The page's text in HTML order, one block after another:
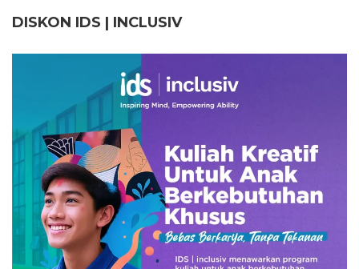
DISKON IDS | INCLUSIV